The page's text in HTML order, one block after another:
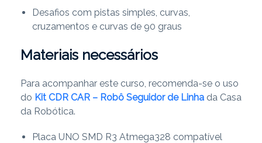
Desafios com pistas simples, curvas,
cruzamentos e curvas de 90 graus
Materiais necessários
Para acompanhar este curso, recomenda-se o uso
do Kit CDR CAR – Robô Seguidor de Linha da Casa
da Robótica.
Placa UNO SMD R3 Atmega328 compatível